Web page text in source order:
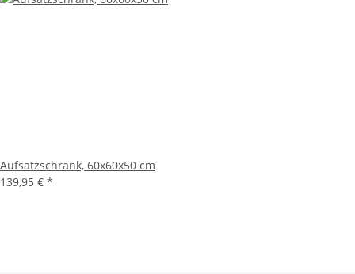
Aufsatzschrank, 60x60x50 cm
139,95 € *